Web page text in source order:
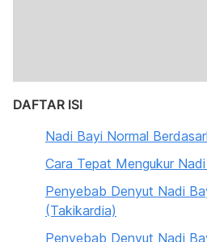
DAFTAR ISI
Nadi Bayi Normal
Cara Tepat Mengukur
Penyebab Denyut Nadi
(Takikardia)
Penyebab Denyut Nadi